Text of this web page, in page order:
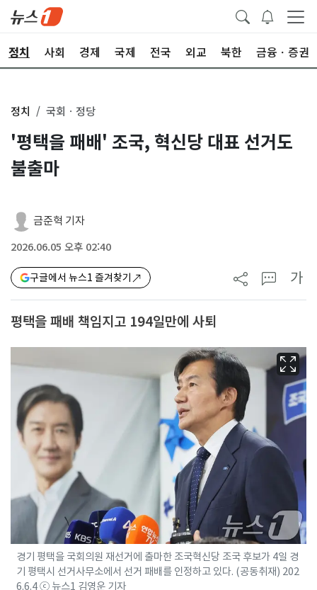
정치 사회 경제 국제 전국 외교 북한 금융ㆍ증권
정치 국회ㆍ정당
'평택을 패배' 조국, 혁신당 대표 선거도
불출마
금준혁 기자
2026.06.05 오후 02:40
구글에서 뉴스1 즐겨찾기 가
평택을 패배 책임지고 194일만에 사퇴
경기 평택을 국회의원 재선거에 출마한 조국혁신당 조국 후보가 4일 경
기 평택시 선거사무소에서 선거 패배를 인정하고 있다. (공동취재) 202
6.6.4 ⓒ 뉴스1 김영운 기자